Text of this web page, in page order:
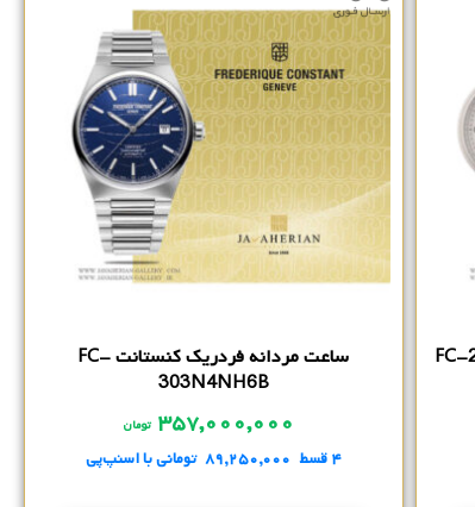
ساعت مردانه فردریک کنستانت FC-
303N4NH6B
۳۵۷,۰۰۰,۰۰۰ تومان
۴ قسط ۸۹,۲۵۰,۰۰۰ تومانیبا اسنپ‌پی